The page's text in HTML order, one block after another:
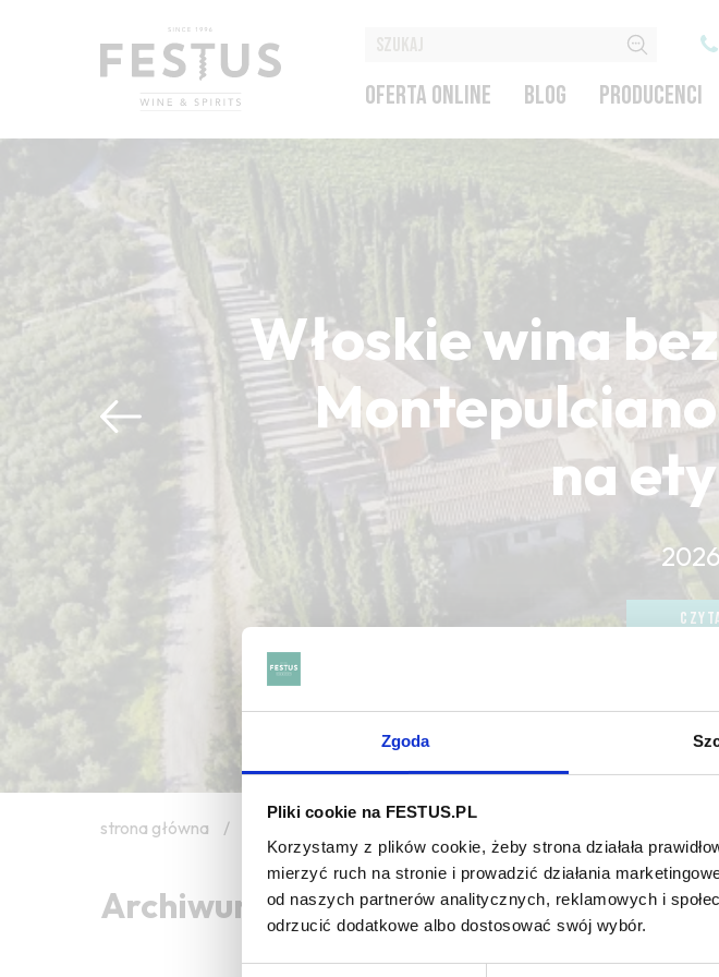
Zgoda
Pliki cookie na FESTUS.PL
Korzystamy z plików cookie, żeby strona działała
mierzyć ruch na stronie i prowadzić działania
od naszych partnerów analitycznych, reklamowych i
odrzucić dodatkowe albo dostosować swój wybór.
OFERTA ONLINE BLOG PRODUCENCI
Włoskie wina
na
strona główna /
Archiwum wpisów tagu: oak essences